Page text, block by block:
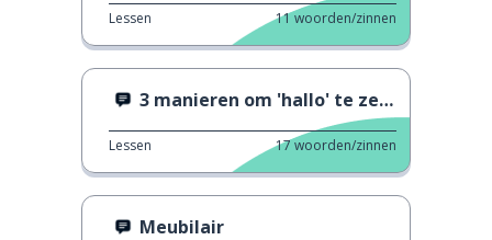
Lessen 11woorden/zinnen
3 manieren om 'hallo' te zeggen 2
Lessen 17woorden/zinnen
Meubilair